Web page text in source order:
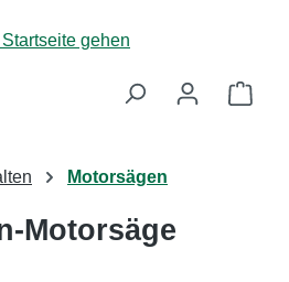
Motorsägen
Motorsäge